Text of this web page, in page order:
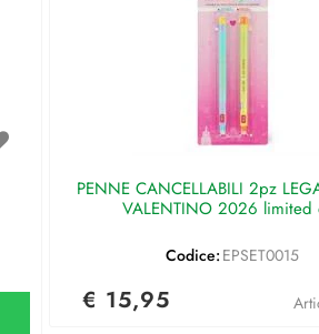
PENNE CANCELLABILI 2pz
VALENTINO 2026 limited
Codice: EPSET0015
€ 15,95